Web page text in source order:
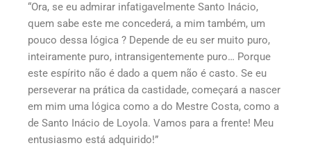
“Ora, se eu admirar infatigavelmente Santo Inácio,
quem sabe este me concederá, a mim também, um
pouco dessa lógica ? Depende de eu ser muito puro,
inteiramente puro, intransigentemente puro… Porque
este espírito não é dado a quem não é casto. Se eu
perseverar na prática da castidade, começará a nascer
em mim uma lógica como a do Mestre Costa, como a
de Santo Inácio de Loyola. Vamos para a frente! Meu
entusiasmo está adquirido!”